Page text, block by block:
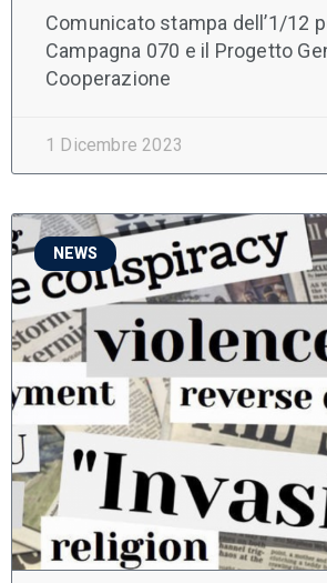
Comunicato stampa dell’1/12
Campagna 070 e il Progetto
Cooperazione
1 Dicembre 2023
NEWS